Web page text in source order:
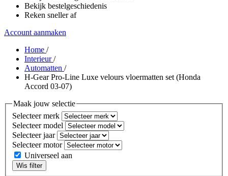
Bekijk bestelgeschiedenis
Reken sneller af
Account aanmaken
Home /
Interieur/
Automatten /
H-Gear Pro-Line Luxe velours vloermatten set (Honda
Accord 03-07)
Maak jouw selectie
Selecteer merk
Selecteer model
Selecteer jaar
Selecteer motor
Universeel aan
Wis filter